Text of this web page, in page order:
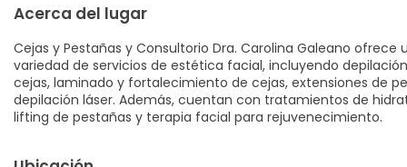
Acerca del lugar
Cejas y Pestañas y Consultorio Dra. Carolina Galeano ofrece
variedad de servicios de estética facial, incluyendo
cejas, laminado y fortalecimiento de cejas, extensiones de
depilación láser. Además, cuentan con tratamientos de
lifting de pestañas y terapia facial para rejuvenecimiento.